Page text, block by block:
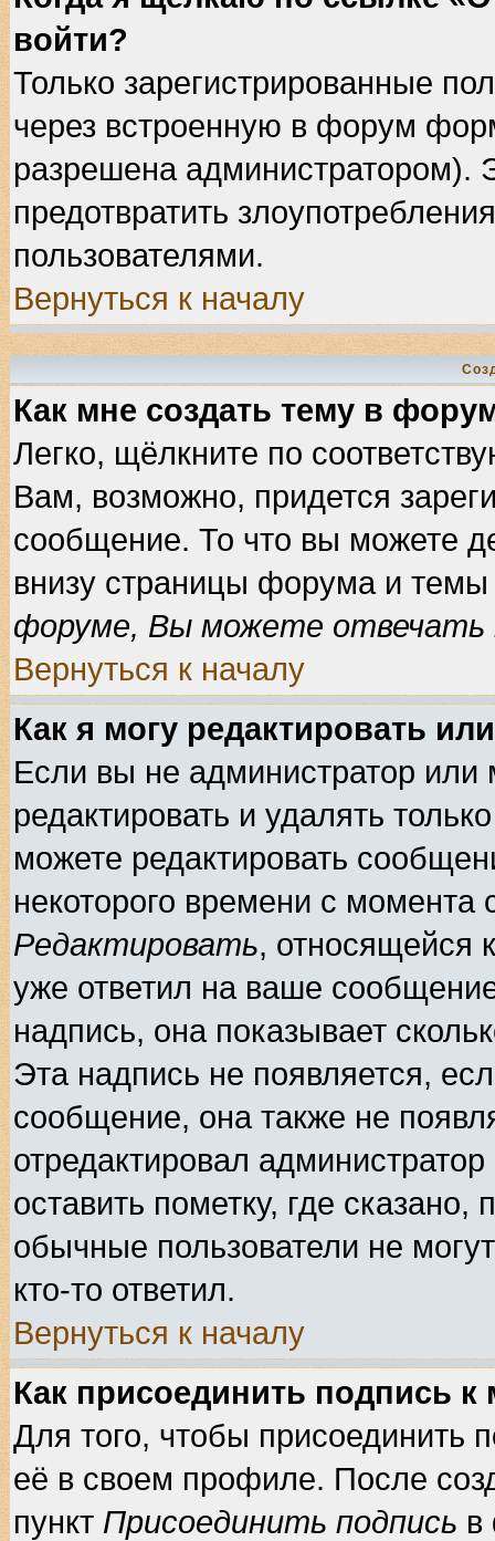
войти?
Только зарегистрированные
через встроенную в форум
разрешена администратором).
предотвратить
пользователями.
Вернуться к началу
Как мне создать тему в
Легко, щёлкните по
Вам, возможно, придется
сообщение. То что вы можете
внизу страницы форума и темы
форуме, Вы можете отвечать
Вернуться к началу
Как я могу редактировать
Если вы не администратор
редактировать и удалять
можете редактировать
некоторого времени с момента
Редактировать, относящейся
уже ответил на ваше
надпись, она показывает
Эта надпись не появляется,
сообщение, она также не
отредактировал
оставить пометку, где
обычные пользователи не
кто-то ответил.
Вернуться к началу
Как присоединить подпись
Для того, чтобы присоединить
её в своем профиле. После
пункт Присоединить подпись в